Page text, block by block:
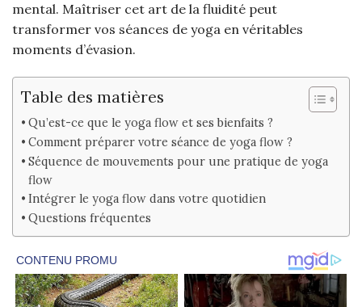
mental. Maîtriser cet art de la fluidité peut
transformer vos séances de yoga en véritables
moments d’évasion.
Table des matières
Qu’est-ce que le yoga flow et ses bienfaits ?
Comment préparer votre séance de yoga flow ?
Séquence de mouvements pour une pratique de yoga
flow
Intégrer le yoga flow dans votre quotidien
Questions fréquentes